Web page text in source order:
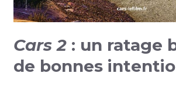
Cars 2 : un ratage
de bonnes